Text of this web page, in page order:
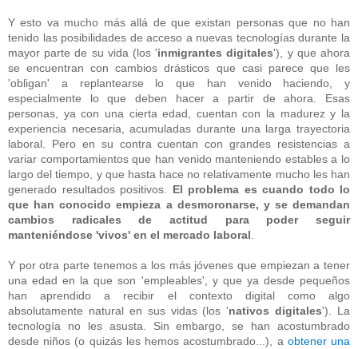
Y esto va mucho más allá de que existan personas que no han
tenido las posibilidades de acceso a nuevas tecnologías durante la
mayor parte de su vida (los 'inmigrantes digitales'), y que ahora
se encuentran con cambios drásticos que casi parece que les
'obligan' a replantearse lo que han venido haciendo, y
especialmente lo que deben hacer a partir de ahora. Esas
personas, ya con una cierta edad, cuentan con la madurez y la
experiencia necesaria, acumuladas durante una larga trayectoria
laboral. Pero en su contra cuentan con grandes resistencias a
variar comportamientos que han venido manteniendo estables a lo
largo del tiempo, y que hasta hace no relativamente mucho les han
generado resultados positivos. El problema es cuando todo lo
que han conocido empieza a desmoronarse, y se demandan
cambios radicales de actitud para poder seguir
manteniéndose 'vivos' en el mercado laboral
Y por otra parte tenemos a los más jóvenes que empiezan a tener
una edad en la que son 'empleables', y que ya desde pequeños
han aprendido a recibir el contexto digital como algo
absolutamente natural en sus vidas (los 'nativos digitales'). La
tecnología no les asusta. Sin embargo, se han acostumbrado
desde niños (o quizás les hemos acostumbrado...), a obtener una